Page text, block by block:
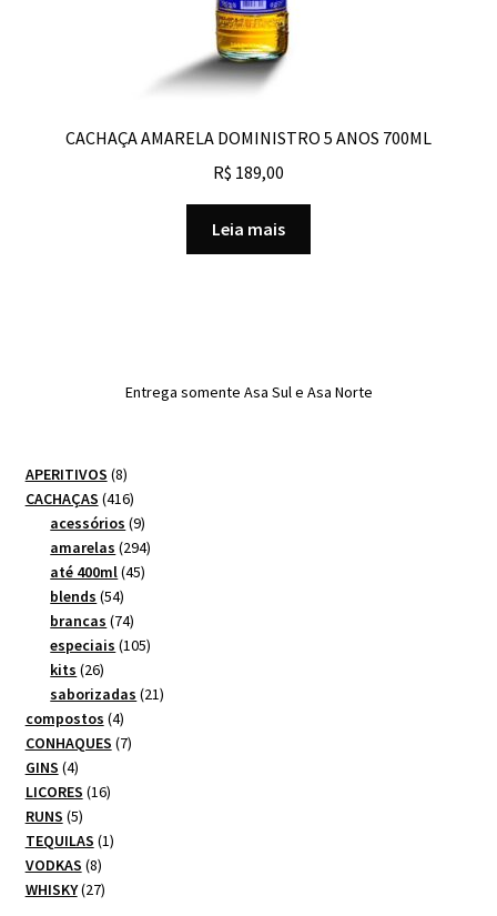
CACHAÇA AMARELA DOMINISTRO 5 ANOS 700ML
R$ 189,00
Leia mais
Entrega somente Asa Sul e Asa Norte
APERITIVOS 88
produtos
CACHAÇAS 416416
produtos
acessórios 99
produtos
amarelas 294294
até 400ml 4545
blends 5454
produtos
brancas 7474
produtos
especiais 105105
kits 2626
produtos
saborizadas 2121
compostos 44
produtos
CONHAQUES 77
GINS 44
produtos
LICORES 1616
RUNS 55
produtos
TEQUILAS 11
VODKAS 88
produtos
WHISKY 2727